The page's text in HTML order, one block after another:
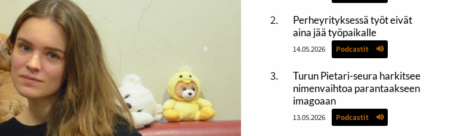
Perheyrityksessä työt eivät
aina jää työpaikalle
14.05.2026 Podcastit
Turun Pietari-seura harkitsee
nimenvaihtoa parantaakseen
imagoaan
13.05.2026 Podcastit